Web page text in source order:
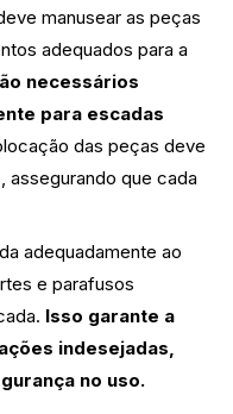
manusear as peças
adequados para a
necessários
para escadas
das peças deve
assegurando que cada
adequadamente ao
e parafusos
Isso garante a
indesejadas,
no uso.